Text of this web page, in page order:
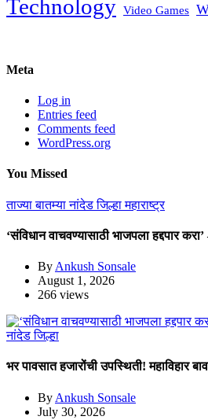
Technology Video Games
Meta
Log in
Entries feed
Comments feed
WordPress.org
You Missed
ताज्या बातम्यानांदेड जिल्हामहाराष्ट्र
‘संविधान वाचवण्यासाठी भाजपला हद्दपार
By Ankush Sonsale
August 1, 2026
266 views
नांदेड जिल्हा
भर पावसात हजारोंची उपस्थिती! महाविहार
By Ankush Sonsale
July 30, 2026